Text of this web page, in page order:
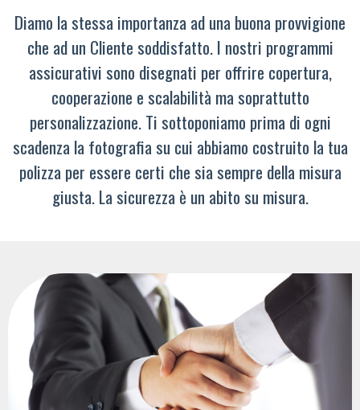
Diamo la stessa importanza ad una buona provvigione
che ad un Cliente soddisfatto. I nostri programmi
assicurativi sono disegnati per offrire copertura,
cooperazione e scalabilità ma soprattutto
personalizzazione. Ti sottoponiamo prima di ogni
scadenza la fotografia su cui abbiamo costruito la tua
polizza per essere certi che sia sempre della misura
giusta. La sicurezza è un abito su misura.